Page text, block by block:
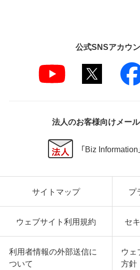
公式SNSアカウ
法人のお客様向けメー
「Biz
サイトマップ プ
ウェブサイト利用規約 セ
利用者情報の外部送信に
ついて
ウェ
方針